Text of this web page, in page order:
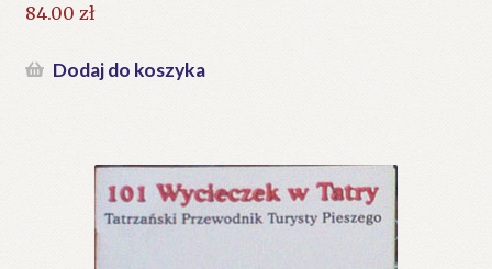
84.00 zł
Dodaj do koszyka